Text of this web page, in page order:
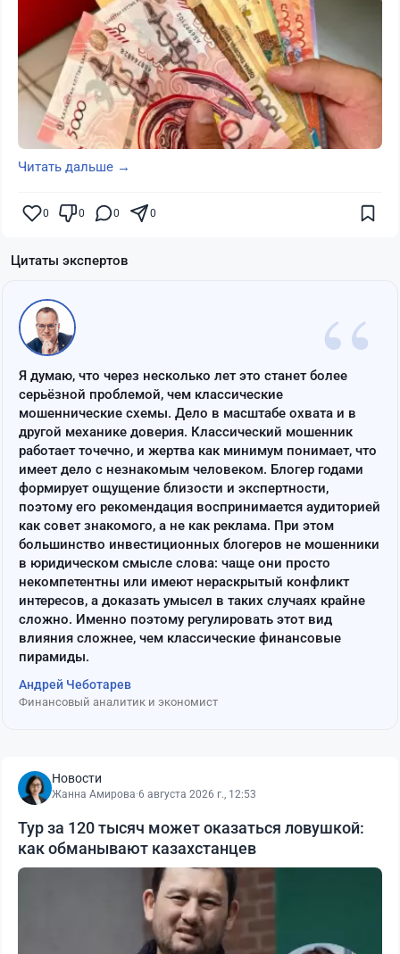
Читать дальше →
0 0 0 0
Цитаты экспертов
“
Я думаю, что через несколько лет это станет более
серьёзной проблемой, чем классические
мошеннические схемы. Дело в масштабе охвата и в
другой механике доверия. Классический мошенник
работает точечно, и жертва как минимум понимает, что
имеет дело с незнакомым человеком. Блогер годами
формирует ощущение близости и экспертности,
поэтому его рекомендация воспринимается аудиторией
как совет знакомого, а не как реклама. При этом
большинство инвестиционных блогеров не мошенники
в юридическом смысле слова: чаще они просто
некомпетентны или имеют нераскрытый конфликт
интересов, а доказать умысел в таких случаях крайне
сложно. Именно поэтому регулировать этот вид
влияния сложнее, чем классические финансовые
пирамиды.
Андрей Чеботарев
Финансовый аналитик и экономист
Новости
Жанна Амирова·6 августа 2026 г., 12:53
Тур за 120 тысяч может оказаться ловушкой:
как обманывают казахстанцев